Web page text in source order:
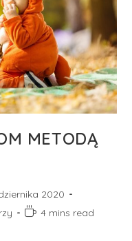
METODĄ
2020
Reading
4 mins read